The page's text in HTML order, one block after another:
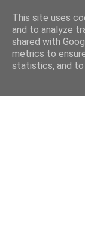
This site uses
and to analyze
shared with
metrics to
statistics, and to